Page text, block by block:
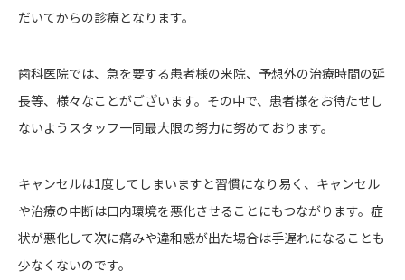
だいてからの診療となります。
歯科医院では、急を要する患者様の来院、予想外の治療時間の延
長等、様々なことがございます。その中で、患者様をお待たせし
ないようスタッフ一同最大限の努力に努めております。
キャンセルは1度してしまいますと習慣になり易く、キャンセル
や治療の中断は口内環境を悪化させることにもつながります。症
状が悪化して次に痛みや違和感が出た場合は手遅れになることも
少なくないのです。